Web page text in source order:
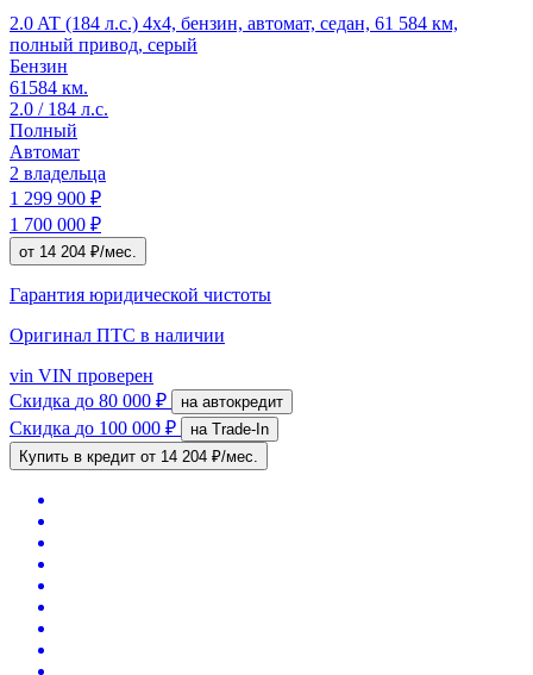
2.0 AT (184 л.с.) 4x4, бензин, автомат, седан, 61 584 км,
полный привод, серый
Бензин
61584 км.
2.0 / 184 л.с.
Полный
Автомат
2 владельца
1 299 900 ₽
1 700 000 ₽
от 14 204 ₽/мес.
Гарантия юридической чистоты
Оригинал ПТС в наличии
vin VIN проверен
Скидка до 80 000 ₽ на автокредит
Скидка до 100 000 ₽
на Trade-In
Купить в кредит от 14 204 ₽/мес.